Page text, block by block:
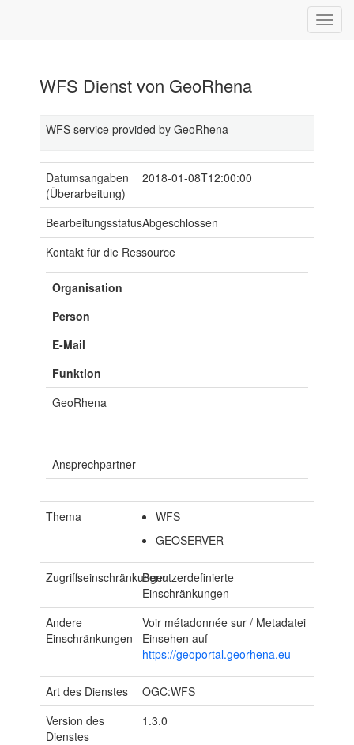
WFS Dienst von GeoRhena
WFS service provided by GeoRhena
Datumsangaben
(Überarbeitung)
2018-01-08T12:00:00
BearbeitungsstatusAbgeschlossen
Kontakt für die Ressource
Organisation
Person
E-Mail
Funktion
GeoRhena
Ansprechpartner
Thema
WFS
GEOSERVER
ZugriffseinschränkungenBenutzerdefinierte
Einschränkungen
Andere
Einschränkungen
Voir métadonnée sur / Metadatei
Einsehen auf
https://geoportal.georhena.eu
Art des Dienstes
OGC:WFS
Version des
Dienstes
1.3.0